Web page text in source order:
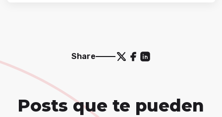
Share
Posts que te pueden